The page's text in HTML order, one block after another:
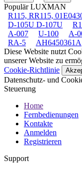
Populär LUXMAN
R115, RR115,
D-105U D-107U
A-007
U-100 A-
RA-5
AH6450361A
Diese Website nutzt
unserer Website zu
Cookie-Richtlinie
Datenschutz- und
Steuerung
Home
Fernbedienungen
Kontakte
Anmelden
Registrieren
Support